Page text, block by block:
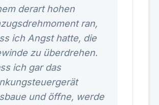
derart hohen
ran,
ich Angst hatte, die
zu überdrehen.
ich gar das
und öffne, werde